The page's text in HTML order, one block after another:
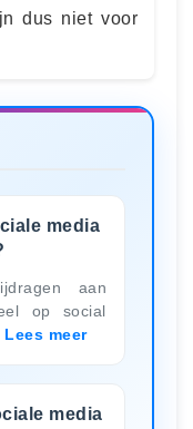
dus niet voor
media
aan
op social
Lees meer
media